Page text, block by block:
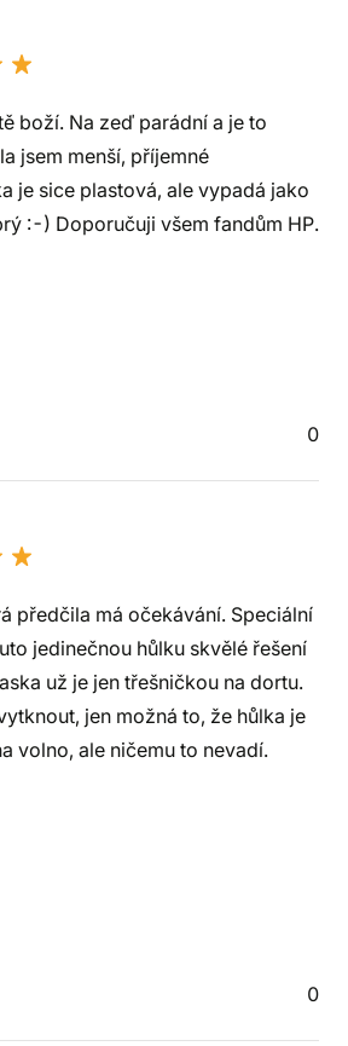
boží. Na zeď parádní a je to
jsem menší, příjemné
je sice plastová, ale vypadá jako
:-) Doporučuji všem fandům HP.
0
předčila má očekávání. Speciální
jedinečnou hůlku skvělé řešení
už je jen třešničkou na dortu.
jen možná to, že hůlka je
volno, ale ničemu to nevadí.
0